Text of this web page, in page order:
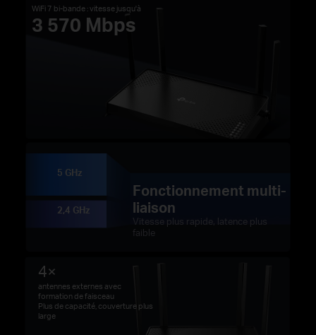
WiFi 7 bi-bande : vitesse jusqu'à
3 570 Mbps
4×
antennes externes avec
formation de faisceau
Plus de capacité, couverture plus
large
Fonctionnement multi-
liaison
5 GHz
2,4 GHz
Vitesse plus rapide, latence plus
faible